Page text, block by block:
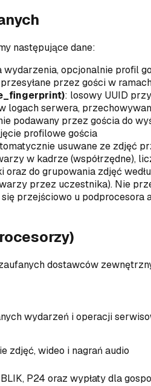
następujące dane:
wydarzenia, opcjonalnie profil
przesyłane przez gości w
: losowy UUID
logach serwera,
podawany przez gościa do
profilowe gościa
usuwane ze zdjęć
w kadrze (współrzędne),
do grupowania zdjęć
przez uczestnika). Nie
przejściowo u
dostawców
wydarzeń i operacji
zdjęć, wideo i nagrań audio
P24 oraz wypłaty dla